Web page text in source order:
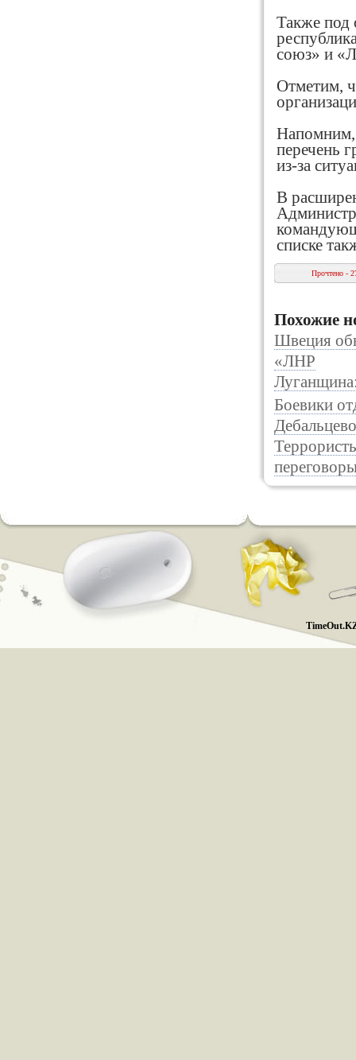
Также под
союз» и
Отметим,
Напомним,
перечень
из-за
В
списке
Прочтено -
Похожие
Швеция
«ЛНР
Боевики
Дебальцево